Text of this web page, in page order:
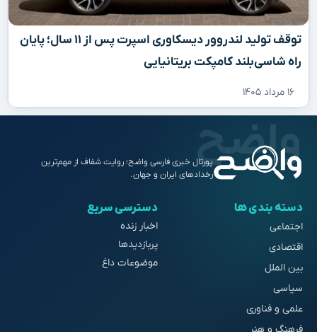
توقف تولید لندروور دیسکاوری اسپرت پس از ۱۱ سال؛ پایان
راه شاسی‌بلند کامپکت بریتانیایی
۱۶ مرداد ۱۴۰۵
پورتال خبری فارسی واضح؛ روایت شفاف از مهم‌ترین
رخدادهای ایران و جهان.
دسته بندی ها
اجتماعی
اقتصادی
بین الملل
سیاسی
علمی و فناوری
دسترسی سریع
اخبار زنده
پربازدیدها
موضوعات داغ